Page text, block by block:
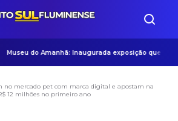
Museu do Amanhã: Inaugurada exposição que
no mercado pet com marca digital e apostam na
12 milhões no primeiro ano